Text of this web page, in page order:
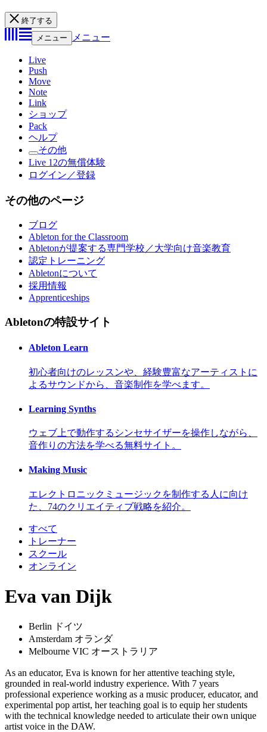
終了する
メニュー
メニュー
Live
Push
Move
Note
Link
ショップ
Pack
ヘルプ
その他
Live 12の無償体験
ログイン／登録
その他のページ
ブログ
Ableton for the Classroom
Abletonが提案する専門学校／大学向け音楽教育
認定トレーニング
Abletonについて
採用情報
Apprenticeships
Abletonの特設サイト
Ableton Learn
初心者向けのレッスンや、経験豊富なアーティストに
よるサウンドから、音楽制作を学べます。
Learning Synths
ウェブ上で動作するシンセサイザーを操作しながら、
音作りの方法を学べる無料サイト。
Making Music
エレクトロニックミュージックを制作する人に向け
た、74のクリエイティブ戦略を紹介。
すべて
トレーナー
スクール
オンライン
Eva van Dijk
Berlin ドイツ
Amsterdam オランダ
Melbourne VIC オーストラリア
As an educator, Eva is known for her attentive teaching style,
grounded in real-world industry experience. With 7 years
professional experience working as a music producer, educator, and
experimental pop artist, her teaching goal is to equip her students
with the technical knowledge needed to articulate their own unique
artist voice in the DAW.